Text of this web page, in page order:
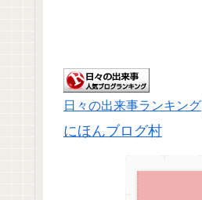
日々の出来事ランキング
にほんブログ村